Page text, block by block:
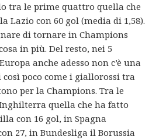
tra le prime quattro quella che
Lazio con 60 gol (media di 1,58).
di tornare in Champions
in più. Del resto, nei 5
anche adesso non c’è una
così poco come i giallorossi tra
per la Champions. Tra le
quella che ha fatto
con 16 gol, in Spagna
27, in Bundesliga il Borussia